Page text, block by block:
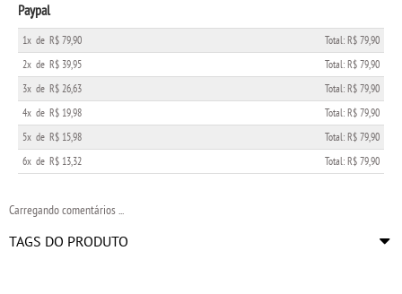
Paypal
1x de R$ 79,90
Total: R$ 79,90
2x de R$ 39,95
Total: R$ 79,90
3x de R$ 26,63
Total: R$ 79,90
4x de R$ 19,98
Total: R$ 79,90
5x de R$ 15,98
Total: R$ 79,90
6x de R$ 13,32 Total: R$ 79,90
Carregando comentários ...
TAGS DO PRODUTO